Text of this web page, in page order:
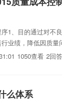
1、目的通过对不
业绩，降低因质
外部不良质量成本
1050查看 2回答
么体系